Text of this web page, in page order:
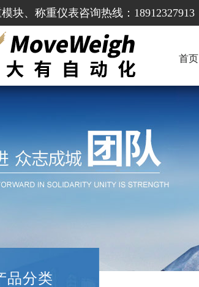
块、称重仪表咨询热线：18912327913
首页
品分类